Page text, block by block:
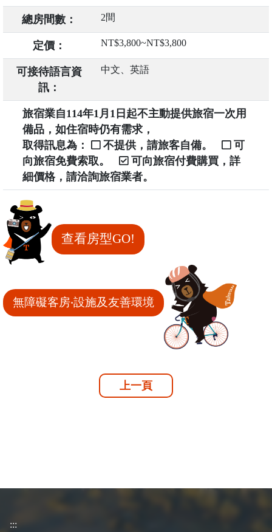
總房間數： 2間
定價： NT$3,800~NT$3,800
可接待語言資
訊：
中文、英語
旅宿業自114年1月1日起不主動提供旅宿一次用
備品，如住宿時仍有需求，
取得訊息為：
不提供，請旅客自備。
可
向旅宿免費索取。
可向旅宿付費購買，詳
細價格，請洽詢旅宿業者。
查看房型GO!
無障礙客房‧設施及友善環境
上一頁
:::